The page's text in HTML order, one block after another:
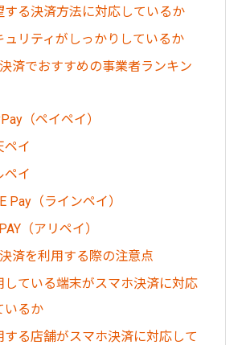
する決済方法に対応しているか
ュリティがしっかりしているか
済でおすすめの事業者ランキン
（ペイペイ）
ペイ
ペイ
Pay（ラインペイ）
（アリペイ）
済を利用する際の注意点
している端末がスマホ決済に対応
いるか
する店舗がスマホ決済に対応して